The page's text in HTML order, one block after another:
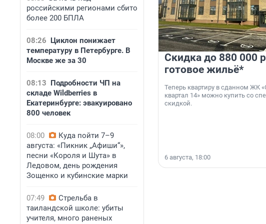
российскими регионами сбито
более 200 БПЛА
08:26 Циклон понижает
температуру в Петербурге. В
Москве же за 30
08:13 Подробности ЧП на
складе Wildberries в
Екатеринбурге: эвакуировано
800 человек
08:00
Куда пойти 7–9
августа: «Пикник „Афиши“»,
песни «Короля и Шута» в
Ледовом, день рождения
Зощенко и кубинские марки
07:49
Стрельба в
таиландской школе: убиты
учителя, много раненых
Скидка до 880 000
готовое жильё*
Теперь квартиру в сданном ЖК
квартал 14» можно купить со
скидкой.
6 августа, 18:00